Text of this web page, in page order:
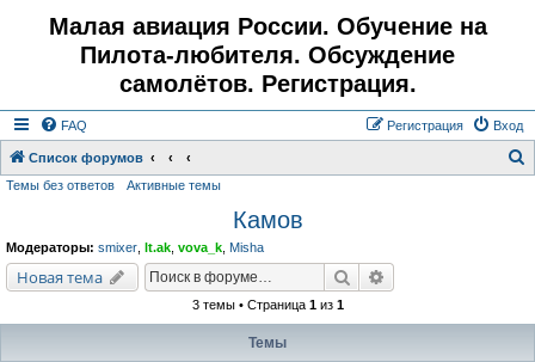
Малая авиация России. Обучение на
Пилота-любителя. Обсуждение
самолётов. Регистрация.
FAQ Вход
Регистрация
Список форумов
Темы без ответов Активные темы
Камов
Модераторы: smixer lt.ak vova_k Misha
Новая тема Поиск
3 темы • Страница 1из 1
Темы